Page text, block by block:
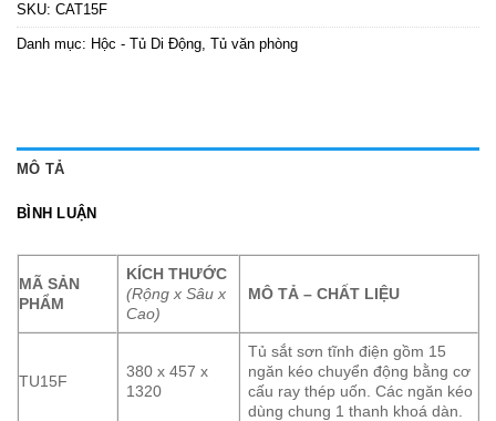
SKU: CAT15F
Danh mục: Hộc - Tủ Di Động, Tủ văn phòng
MÔ TẢ
BÌNH LUẬN
MÃ SẢN
PHẨM
KÍCH THƯỚC
(Rộng x Sâu x
Cao)
MÔ TẢ – CHẤT LIỆU
TU15F
380 x 457 x
1320
Tủ sắt sơn tĩnh điện gồm 15
ngăn kéo chuyển động bằng cơ
cấu ray thép uốn. Các ngăn kéo
dùng chung 1 thanh khoá dàn.